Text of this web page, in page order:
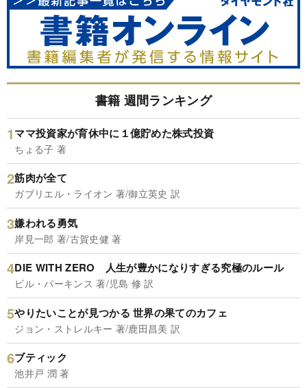
書籍 週間ランキング
ママ投資家が育休中に１億貯めた株式投資
ちょる子 著
筋肉が全て
ガブリエル・ライオン 著/御立英史 訳
嫌われる勇気
岸見一郎 著/古賀史健 著
DIE WITH ZERO 人生が豊かになりすぎる究極のルール
ビル・パーキンス 著/児島 修 訳
やりたいことが見つかる 世界の果てのカフェ
ジョン・ストレルキー 著/鹿田昌美 訳
ブティック
池井戸 潤 著